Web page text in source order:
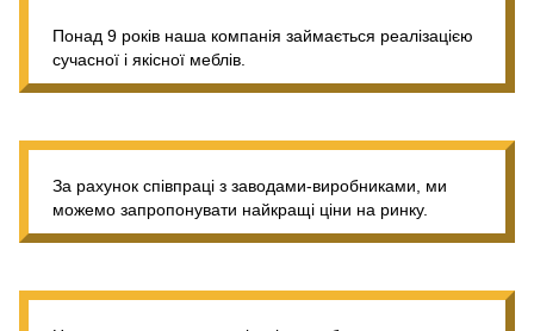
Понад 9 років наша компанія займається реалізацією
сучасної і якісної меблів.
За рахунок співпраці з заводами-виробниками, ми
можемо запропонувати найкращі ціни на ринку.